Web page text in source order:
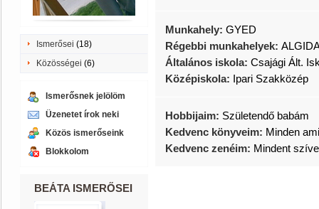
Ismerősei (18)
Közösségei (6)
Ismerősnek jelölöm
Üzenetet írok neki
Közös ismerőseink
Blokkolom
BEÁTA ISMERŐSEI
Munkahely: GYED
Régebbi munkahelyek:
Általános iskola: Csajági Ált.
Középiskola: Ipari Szakközép
Hobbijaim: Születendő babám
Kedvenc könyveim: Minden
Kedvenc zenéim: Mindent